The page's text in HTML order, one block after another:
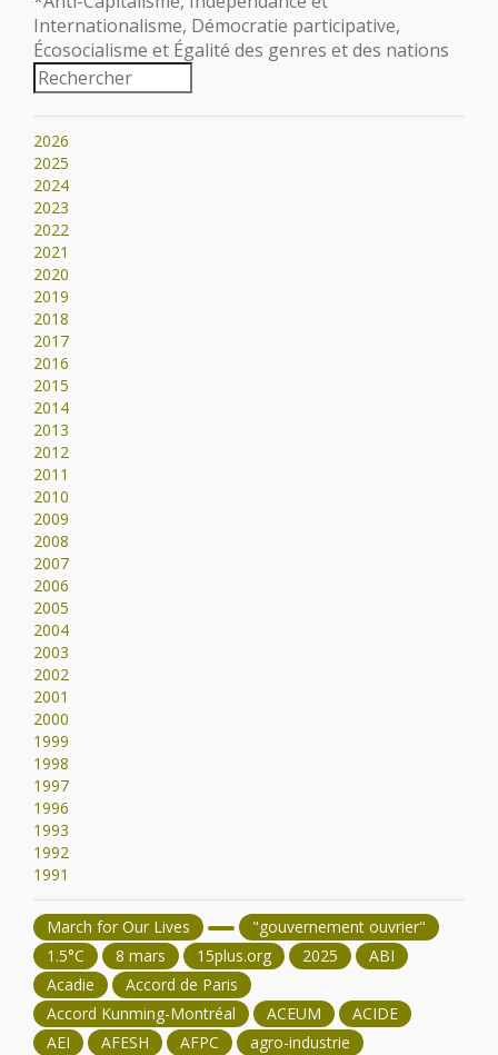
Internationalisme, Démocratie participative,
Écosocialisme et Égalité des genres et des nations
2026
2025
2024
2023
2022
2021
2020
2019
2018
2017
2016
2015
2014
2013
2012
2011
2010
2009
2008
2007
2006
2005
2004
2003
2002
2001
2000
1999
1998
1997
1996
1993
1992
1991
March for Our Lives
"gouvernement ouvrier"
1.5°C
8 mars 15plus.org 2025
ABI
Acadie
Accord de Paris
Accord Kunming-Montréal
ACEUM
ACIDE
AEI
AFESH AFPC agro-industrie